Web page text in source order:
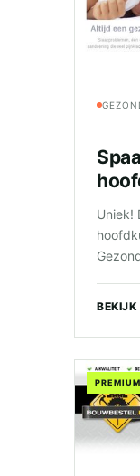
Uniek!
BEKIJK
PREMIUM